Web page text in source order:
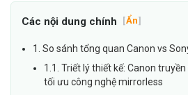
Các nội dung chính [Ẩn]
1. So sánh tổng quan Canon vs
1.1. Triết lý thiết kế: Canon
tối ưu công nghệ mirrorless